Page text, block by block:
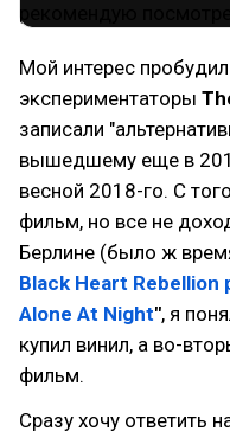
Мой интерес
экспериментаторы
записали
вышедшему еще в
весной 2018-го. С
фильм, но все не
Берлине (было ж
Black Heart Rebellion
Alone At Night", я
купил винил, а во-
фильм.
Сразу хочу ответить